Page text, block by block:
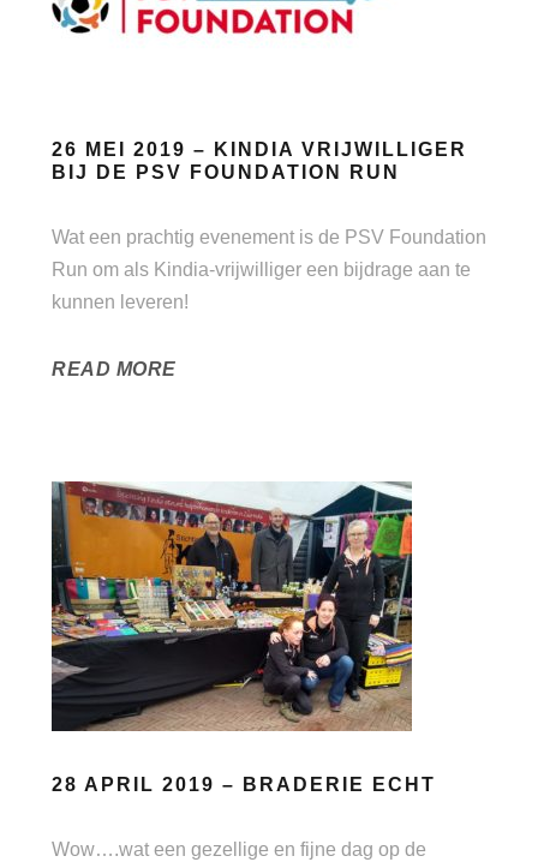
26 MEI 2019 – KINDIA VRIJWILLIGER
BIJ DE PSV FOUNDATION RUN
Wat een prachtig evenement is de PSV Foundation
Run om als Kindia-vrijwilliger een bijdrage aan te
kunnen leveren!
READ MORE
28 APRIL 2019 – BRADERIE ECHT
Wow….wat een gezellige en fijne dag op de